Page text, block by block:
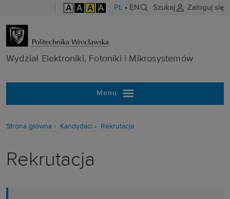
A A A A PL • EN Szukaj Zaloguj się
Wydział
Wydział Elektroniki, Fotoniki i Mikrosystemów
Menu
Strona główna Kandydaci Rekrutacja
Rekrutacja